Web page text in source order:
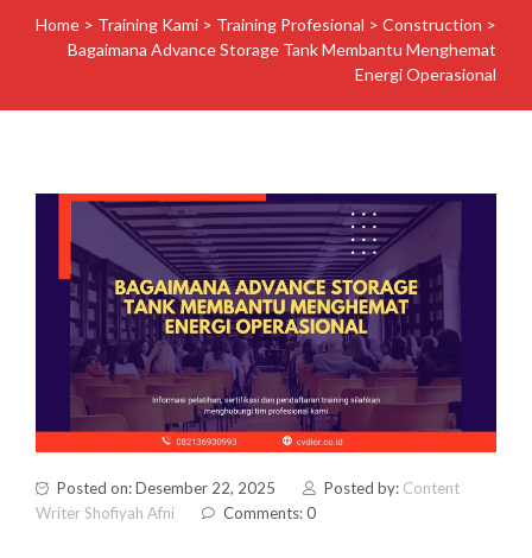
Home > Training Kami > Training Profesional > Construction >
Bagaimana Advance Storage Tank Membantu Menghemat
Energi Operasional
Posted on: Desember 22, 2025 Posted by: Content
Writer Shofiyah Afni
Comments: 0